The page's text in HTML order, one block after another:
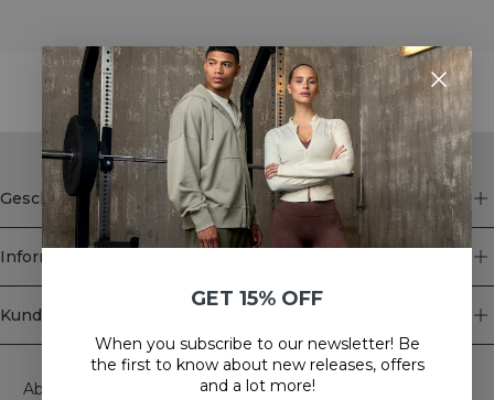
STYLE WITH
Geschäft
Information
Kundendienst
Newsletter
Abonnieren Sie unseren Newsletter! Erhalten Sie exklusive
GET 15% OFF
When you subscribe to our newsletter! Be
the first to know about new releases, offers
and a lot more!